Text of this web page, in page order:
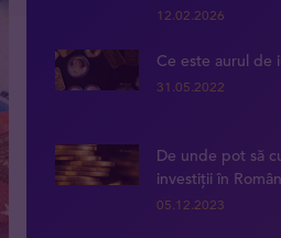
12.02.2026
Ce este aurul de
31.05.2022
De unde pot să
investiții în
05.12.2023